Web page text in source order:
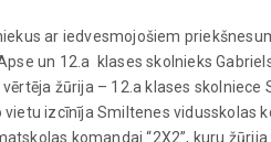
ar iedvesmojošiem
un 12.a klases skolnieks
žūrija – 12.a klases
vietu izcīnīja Smiltenes vidusskolas
komandai “2X2”, kuru